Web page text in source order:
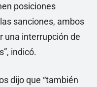
posiciones
sanciones, ambos
una interrupción de
indicó.
dijo que “también